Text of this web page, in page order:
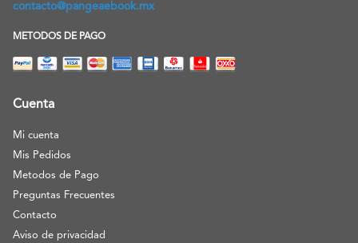
contacto@pangeaebook.mx
METODOS DE PAGO
Cuenta
Mi cuenta
Mis Pedidos
Metodos de Pago
Preguntas Frecuentes
Contacto
Aviso de privacidad